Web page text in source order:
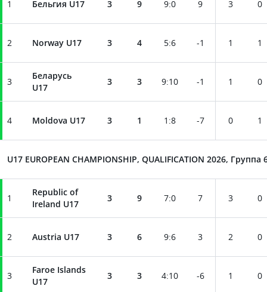
1 Бельгия U17 3 9 9:0 9 3 0
2 Norway U17 3 4 5:6 -1 1 1
3
Беларусь
U17
3 3 9:10 -1 1 0
4 Moldova U17 3 1 1 :8 -7 0 1
U17 EUROPEAN CHAMPIONSHIP, QUALIFICATION 2026, Группа
1
Republic of
Ireland U17
3 9 7:0 7 3 0
2 Austria U17 3 6 9:6 3 2 0
3
Faroe Islands
U17
3 3 4:10 -6 1 0